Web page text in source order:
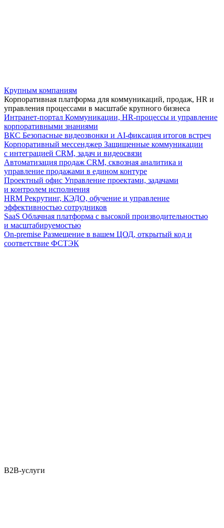
Крупным компаниям
Корпоративная платформа для коммуникаций, продаж, HR и
управления процессами в масштабе крупного бизнеса
Интранет-портал Коммуникации, HR-процессы и управление
корпоративными знаниями
ВКС Безопасные видеозвонки и AI-фиксация итогов встреч
Корпоративный мессенджер Защищенные коммуникации
с интеграцией CRM, задач и видеосвязи
Автоматизация продаж CRM, сквозная аналитика и
управление продажами в едином контуре
Проектный офис Управление проектами, задачами
и контролем исполнения
HRM Рекрутинг, КЭДО, обучение и управление
эффективностью сотрудников
SaaS Облачная платформа с высокой производительностью
и масштабируемостью
On-premise Размещение в вашем ЦОД, открытый код и
соответствие ФСТЭК
B2B-услуги